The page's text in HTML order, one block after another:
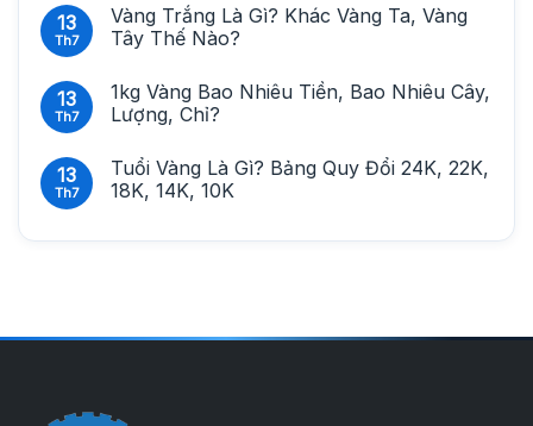
13
Th7
Vàng Trắng Là Gì? Khác Vàng Ta, Vàng
Tây Thế Nào?
13
Th7
1kg Vàng Bao Nhiêu Tiền, Bao Nhiêu Cây,
Lượng, Chỉ?
13
Th7
Tuổi Vàng Là Gì? Bảng Quy Đổi 24K, 22K,
18K, 14K, 10K